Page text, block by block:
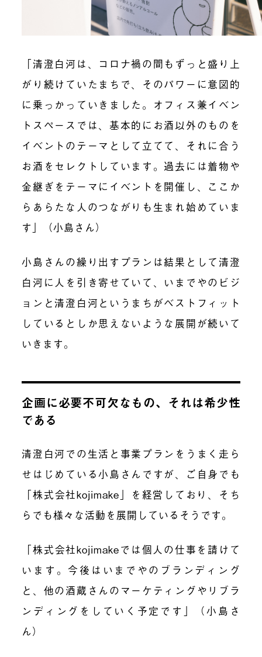
「清澄白河は、コロナ禍の間もずっと盛り上
がり続けていたまちで、そのパワーに意図的
に乗っかっていきました。オフィス兼イベン
トスペースでは、基本的にお酒以外のものを
イベントのテーマとして立てて、それに合う
お酒をセレクトしています。過去には着物や
金継ぎをテーマにイベントを開催し、ここか
らあらたな人のつながりも生まれ始めていま
す」（小島さん）
小島さんの繰り出すプランは結果として清澄
白河に人を引き寄せていて、いまでやのビジ
ョンと清澄白河というまちがベストフィット
しているとしか思えないような展開が続いて
いきます。
企画に必要不可欠なもの、それは希少性
である
清澄白河での生活と事業プランをうまく走ら
せはじめている小島さんですが、ご自身でも
「株式会社kojimake」を経営しており、そち
らでも様々な活動を展開しているそうです。
「株式会社kojimakeでは個人の仕事を請けて
います。今後はいまでやのブランディング
と、他の酒蔵さんのマーケティングやリブラ
ンディングをしていく予定です」（小島さ
ん）